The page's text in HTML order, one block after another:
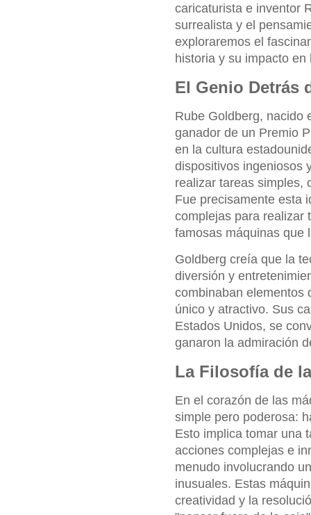
caricaturista e inventor
surrealista y el
exploraremos el
historia y su impacto
El Genio Detrás
Rube Goldberg, nacido
ganador de un Premio
en la cultura
dispositivos ingeniosos
realizar tareas simples,
Fue precisamente esta
complejas para realizar
famosas máquinas que
Goldberg creía que la
diversión y
combinaban elementos
único y atractivo. Sus
Estados Unidos, se
ganaron la admiración
La Filosofía de
En el corazón de las
simple pero poderosa:
Esto implica tomar una
acciones complejas e
menudo involucrando
inusuales. Estas
creatividad y la